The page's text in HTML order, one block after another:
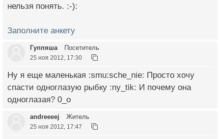
нельзя понять. :-):
Заполните анкету
Гуппяша Посетитель
25 ноя 2012, 17:30
Ну я еще маленькая :smu:sche_nie: Просто хочу
спасти одноглазую рыбку :ny_tik: И почему она
одноглазая? 0_о
andreeeej Житель
25 ноя 2012, 17:47